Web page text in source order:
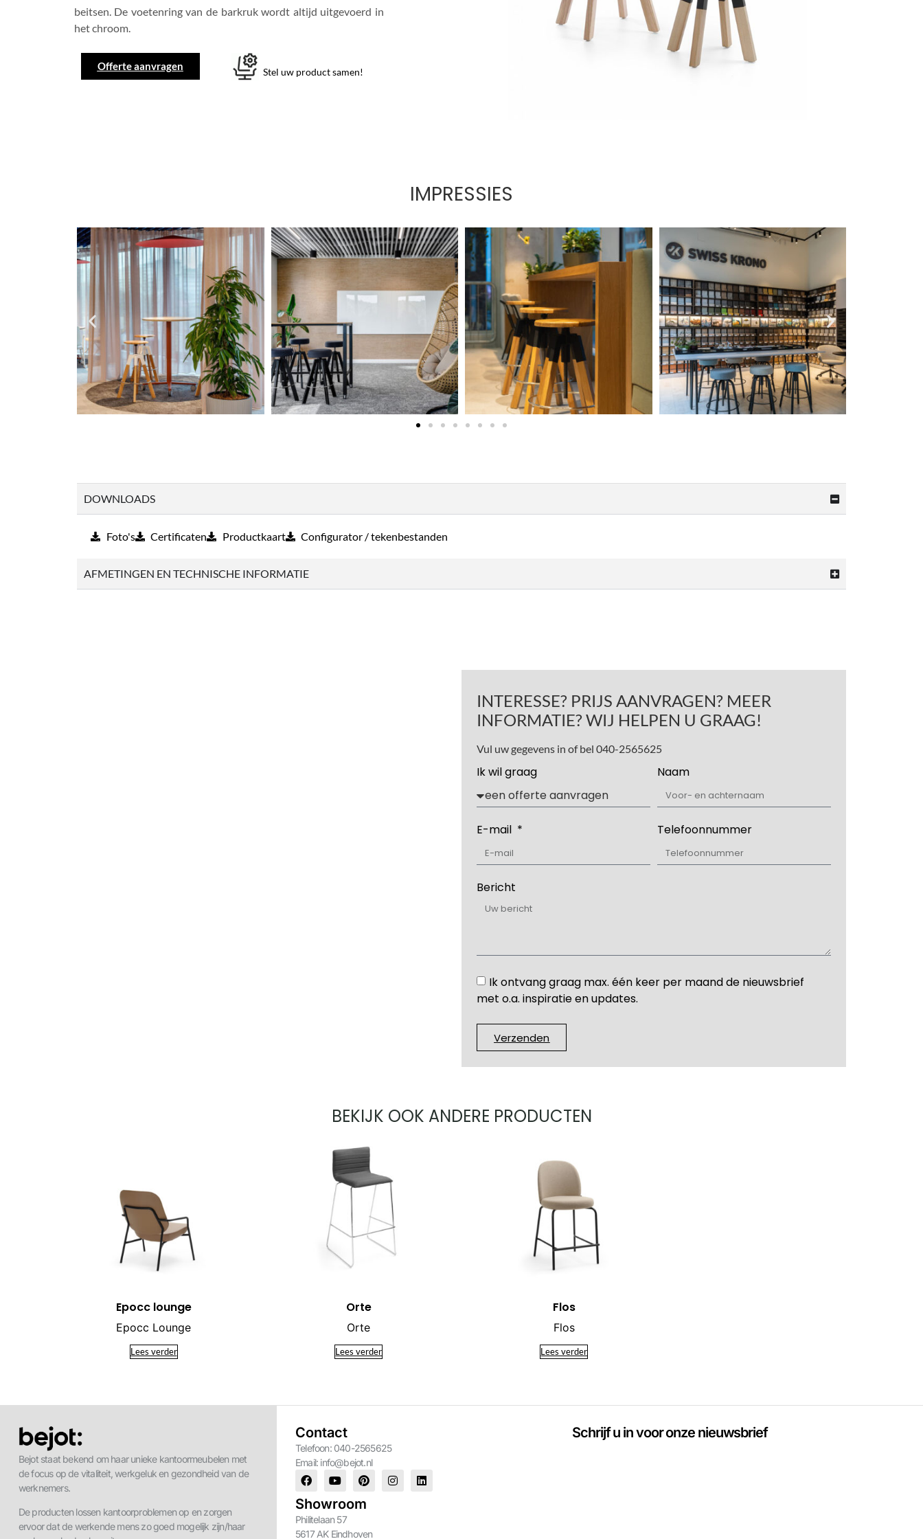
beitsen. De voetenring van de barkruk wordt altijd uitgevoerd in
het chroom.
Offerte aanvragen Stel uw product samen!
IMPRESSIES
DOWNLOADS
Foto's Certificaten Productkaart Configurator / tekenbestanden
AFMETINGEN EN TECHNISCHE INFORMATIE
INTERESSE? PRIJS AANVRAGEN? MEER
INFORMATIE? WIJ HELPEN U GRAAG!
Vul uw gegevens in of bel 040-2565625
Ik wil graag Naam
E-mail Telefoonnummer
Bericht
Ik ontvang graag max. één keer per maand de nieuwsbrief
met o.a. inspiratie en updates.
Verzenden
BEKIJK OOK ANDERE PRODUCTEN
Epocc lounge
Epocc Lounge
Lees verder
Orte
Orte
Lees verder
Flos
Flos
Lees verder
Bejot staat bekend om haar unieke kantoormeubelen met
de focus op de vitaliteit, werkgeluk en gezondheid van de
werknemers.
De producten lossen kantoorproblemen op en zorgen
ervoor dat de werkende mens zo goed mogelijk zijn/haar
Contact
Telefoon: 040-2565625
Email: info@bejot.nl
Showroom
Philitelaan 57
5617 AK Eindhoven
Schrijf u in voor onze nieuwsbrief